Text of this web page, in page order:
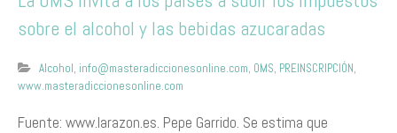
sobre el alcohol y las bebidas azucaradas
Alcohol, info@masteradiccionesonline.com, OMS, PREINSCRIPCIÓN,
www.masteradiccionesonline.com
Fuente: www.larazon.es. Pepe Garrido. Se estima que